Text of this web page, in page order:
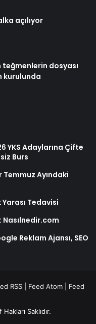
açılıyor
dosyası
kurulunda
YKS Adaylarına Çifte
Burs
Temmuz Ayındaki
Tedavisi
Nasılnedir.com
Reklam Ajansı, SEO
RSS Feed Atom
Feed
Saklıdır.